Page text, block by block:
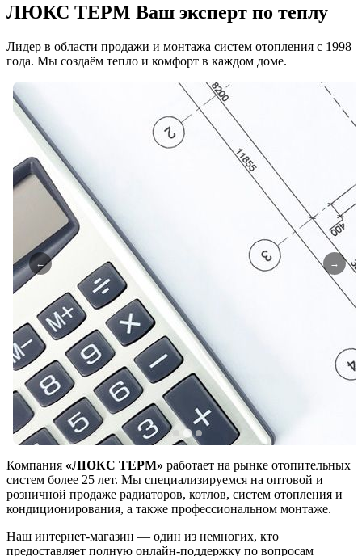
ЛЮКС ТЕРМ Ваш эксперт по теплу
Лидер в области продажи и монтажа систем отопления с 1998
года. Мы создаём тепло и комфорт в каждом доме.
← →
Компания «ЛЮКС ТЕРМ» работает на рынке отопительных
систем более 25 лет. Мы специализируемся на оптовой и
розничной продаже радиаторов, котлов, систем отопления и
кондиционирования, а также профессиональном монтаже.
Наш интернет-магазин — один из немногих, кто
предоставляет полную онлайн-поддержку по вопросам